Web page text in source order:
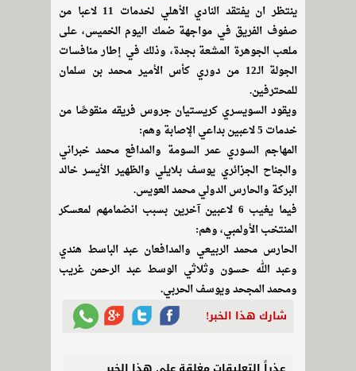
ينتظر ان يفتقد النادي الأهلي لخدمات 11 لاعبا من
صفوف الفريق في مواجهة ضمك اليوم الخميس، على
ملعب الجوهرة المشعة بجدة، وذلك في إطار منافسات
الجولة الـ12 من دوري كأس الأمير محمد بن سلمان
للمحترفين.
ويقود السويسري كريستيان جروس فريقه منقوصًا من
خدمات 5 لاعبين بداعي الإصابة وهم:
المهاجم السوري عمر السومة والمدافع محمد خبراني
والجناح الجزائري يوسف بلايلي والظهير الأيسر خالد
البركة والحارس الدولي محمد العويس.
فيما يغيب 6 لاعبين آخرين بسبب انضمامهم لمعسكر
المنتخب الأولمبي، وهم:
الحارس محمد الربيعي والمدافعان عبد الباسط هندي
وعبد الله حسون وثلاثي الوسط عبد الرحمن غريب
ومحمد المجحد ويوسف الحربي.
شارك هذا الخبر!